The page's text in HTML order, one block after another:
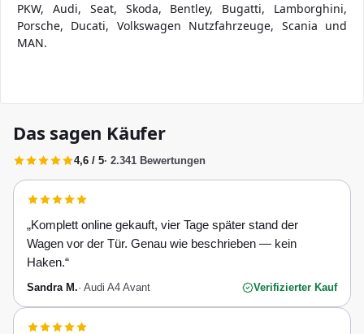
PKW, Audi, Seat, Skoda, Bentley, Bugatti, Lamborghini,
Porsche, Ducati, Volkswagen Nutzfahrzeuge, Scania und
MAN.
Das sagen Käufer
4,6 / 5· 2.341 Bewertungen
„Komplett online gekauft, vier Tage später stand der
Wagen vor der Tür. Genau wie beschrieben — kein
Haken.“
Sandra M.· Audi A4 Avant Verifizierter Kauf